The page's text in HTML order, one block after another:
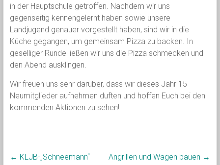
in der Hauptschule getroffen. Nachdem wir uns
gegenseitig kennengelernt haben sowie unsere
Landjugend genauer vorgestellt haben, sind wir in die
Küche gegangen, um gemeinsam Pizza zu backen. In
geselliger Runde ließen wir uns die Pizza schmecken und
den Abend ausklingen.
Wir freuen uns sehr darüber, dass wir dieses Jahr 15
Neumitglieder aufnehmen duften und hoffen Euch bei den
kommenden Aktionen zu sehen!
← KLJB-„Schneemann“ Angrillen und Wagen bauen →